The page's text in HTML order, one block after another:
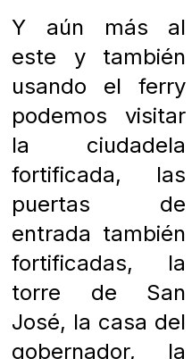
Y aún más al
este y también
usando el ferry
podemos visitar
la ciudadela
fortificada, las
puertas de
entrada también
fortificadas, la
torre de San
José, la casa del
gobernador, la